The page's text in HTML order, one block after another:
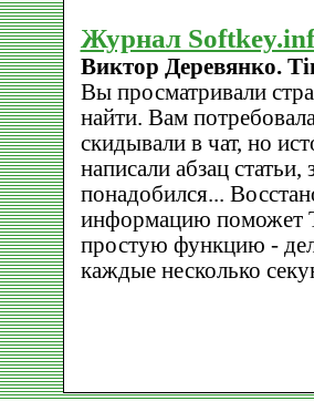
Журнал
Виктор Деревянко.
Вы просматривали
найти. Вам
скидывали в чат, но
написали абзац
понадобился...
информацию поможет
простую функцию -
каждые несколько